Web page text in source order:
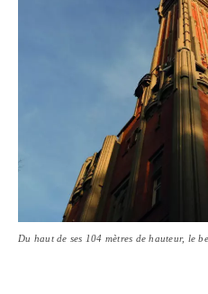
Du haut de ses 104 mètres de hauteur, le